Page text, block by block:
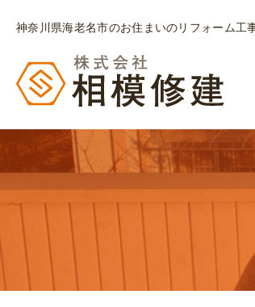
神奈川県海老名市のお住まいのリフォーム工